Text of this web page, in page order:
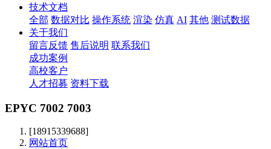
技术文档
全部 数据对比 操作系统 渲染 仿真 AI 其他 测试数据
关于我们
留言反馈 售后说明 联系我们
成功案例
高校客户
人才招募 资料下载
EPYC 7002 7003
[18915339688]
网站首页